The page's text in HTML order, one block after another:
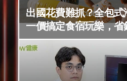
出國花費難抓？全包式
一價搞定食宿玩樂，省